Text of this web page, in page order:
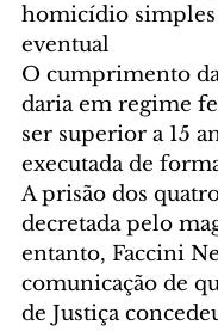
homicídio
eventual
O cumprimento
daria em regime
ser superior a 15
executada de
A prisão dos
decretada pelo
entanto, Faccini
comunicação de
de Justiça